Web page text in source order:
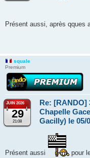
Présent aussi, après qques
squale
Premium
JUIN 2026
29
21:08
Re: [RANDO]
Chapelle
Gacilly) le 05/
Présent aussi pour